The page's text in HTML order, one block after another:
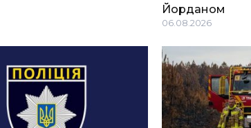
Йорданом
06.08.2026